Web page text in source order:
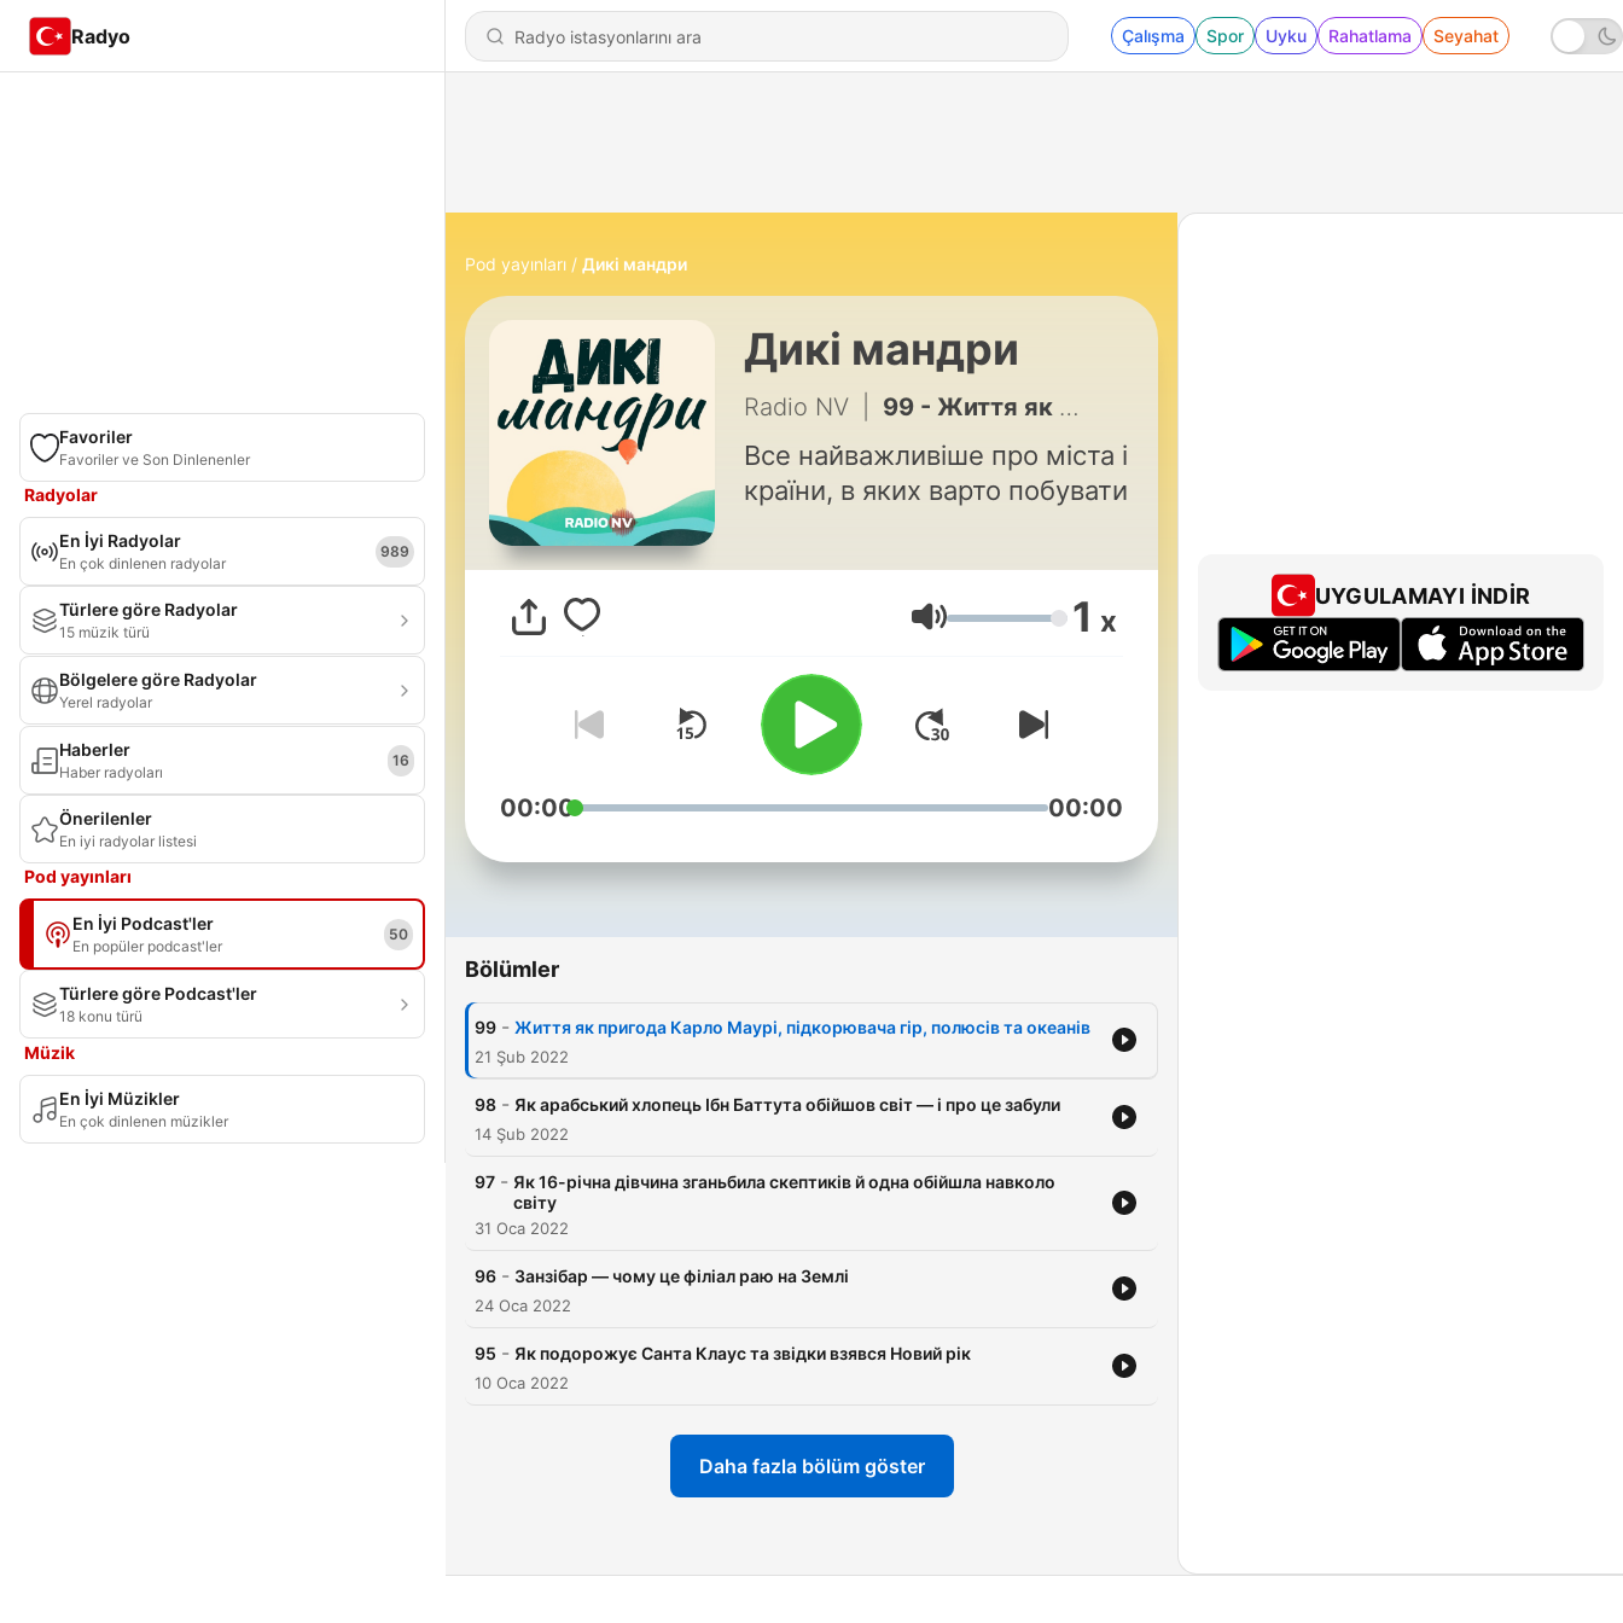
Radyo Çalışma Spor Uyku Rahatlama Seyahat
Favoriler
Favoriler ve Son Dinlenenler
Radyolar
En İyi Radyolar
En çok dinlenen radyolar
989
Türlere göre Radyolar
15 müzik türü
Bölgelere göre Radyolar
Yerel radyolar
Haberler
Haber radyoları
16
Önerilenler
En iyi radyolar listesi
Pod yayınları
En İyi Podcast'ler
En popüler podcast'ler
50
Türlere göre Podcast'ler
18 konu türü
Müzik
En İyi Müzikler
En çok dinlenen müzikler
Pod yayınları Дикі мандри
Дикі мандри
Radio NV 99 - Життя як пригода Карло Маурі, підкорювача гір, полюсів та океанів
Все найважливіше про міста і
країни, в яких варто побувати
Ses 1 x
00:00 00:00
Bölümler
99 - Життя як пригода Карло Маурі, підкорювача гір, полюсів та океанів
21 Şub 2022
98 - Як арабський хлопець Ібн Баттута обійшов світ — і про це забули
14 Şub 2022
97 - Як 16-річна дівчина зганьбила скептиків й одна обійшла навколо
світу
31 Oca 2022
96 - Занзібар — чому це філіал раю на Землі
24 Oca 2022
95 - Як подорожує Санта Клаус та звідки взявся Новий рік
10 Oca 2022
Daha fazla bölüm göster
UYGULAMAYI İNDIR